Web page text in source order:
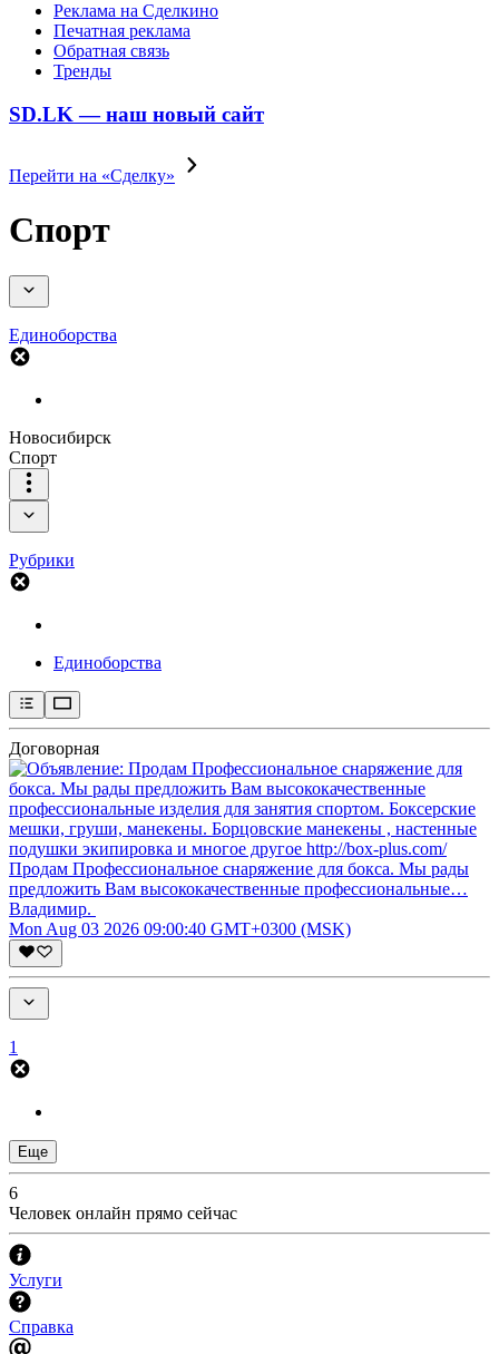
Реклама на Сделкино
Печатная реклама
Обратная связь
Тренды
SD.LK — наш новый сайт
Перейти на «Сделку»
Спорт
Единоборства
Новосибирск
Спорт
Рубрики
Единоборства
Договорная
Продам Профессиональное снаряжение для бокса. Мы рады
предложить Вам высококачественные профессиональные…
Владимир.
Mon Aug 03 2026 09:00:40 GMT+0300 (MSK)
1
Еще
6
Человек онлайн прямо сейчас
Услуги
Справка